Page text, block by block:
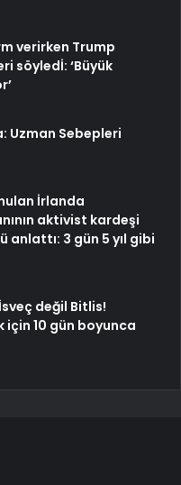
verirken Trump
söyledİ: ‘Büyük
Uzman Sebepleri
İrlanda
aktivist kardeşi
anlattı: 3 gün 5 yıl gibi
değil Bitlis!
için 10 gün boyunca